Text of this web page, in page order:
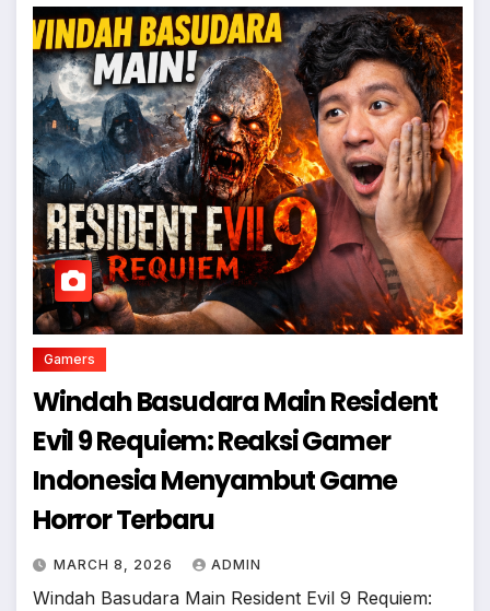
Gamers
Windah Basudara Main Resident
Evil 9 Requiem: Reaksi Gamer
Indonesia Menyambut Game
Horror Terbaru
MARCH 8, 2026 ADMIN
Windah Basudara Main Resident Evil 9 Requiem: